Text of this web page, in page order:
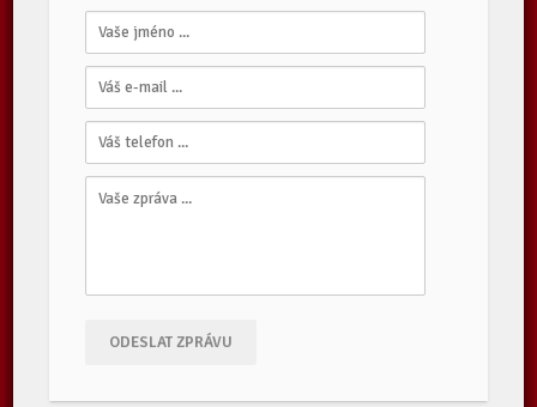
ODESLAT ZPRÁVU